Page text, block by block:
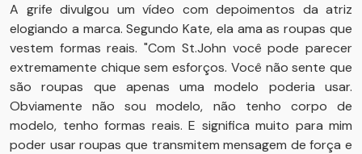
A grife divulgou um vídeo com depoimentos da atriz
elogiando a marca. Segundo Kate, ela ama as roupas que
vestem formas reais. "Com St.John você pode parecer
extremamente chique sem esforços. Você não sente que
são roupas que apenas uma modelo poderia usar.
Obviamente não sou modelo, não tenho corpo de
modelo, tenho formas reais. E significa muito para mim
poder usar roupas que transmitem mensagem de força e